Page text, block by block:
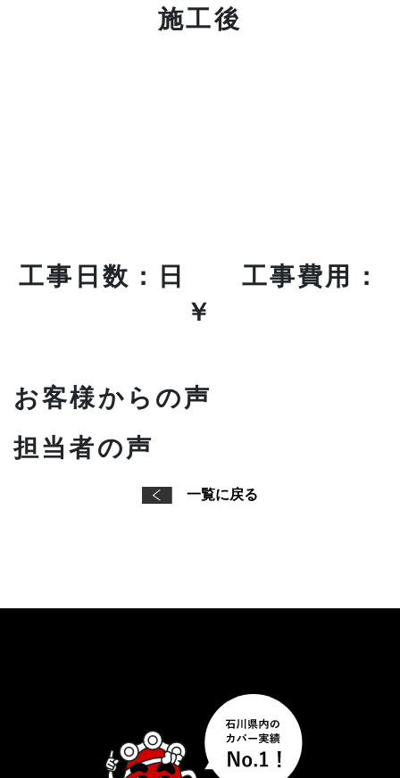
施工後
工事日数：日 工事費用：
￥
お客様からの声
担当者の声
一覧に戻る